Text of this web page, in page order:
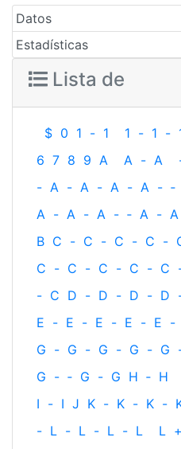
Datos
Estadísticas
Lista de
$ 0 1 - 1 1 - 1 -
6 7 8 9 A A - A
- A - A - A - A - ‐
A - A - A - ‐ A - A
B C - C - C - C -
C - C - C - C - C
- C D - D - D - D
E - E - E - E - E -
G - G - G - G - G
G - ‐ G - G H ‐ H
I - I J K - K - K -
- L - L - L - L L +